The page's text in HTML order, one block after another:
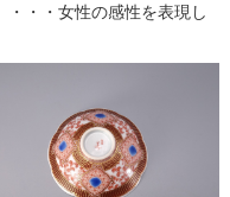
・・女性の感性を表現し